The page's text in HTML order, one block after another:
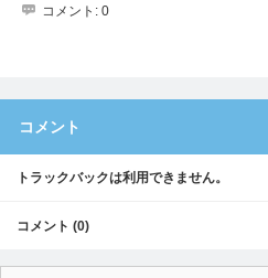
コメント: 0
コメント
トラックバックは利用できません。
コメント (0)